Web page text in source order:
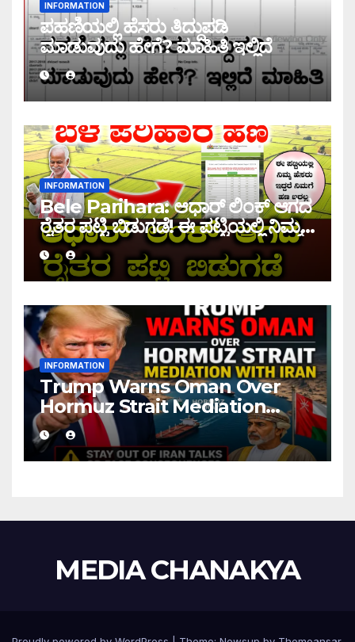
INFORMATION
ಪಹಣಿಯಲ್ಲಿ ಹೆಸರು ತಿದ್ದುಪಡಿ
ಮಾಡುವುದು ಹೇಗೆ? ಮಾಹಿತಿ ಇಲ್ಲಿದೆ
INFORMATION
Bele Parihara: ಆಧಾರ್ ಲಿಂಕ್ ಆಗದ
ರೈತರ ಪಟ್ಟಿ ಬಿಡುಗಡೆ! ಈ ಪಟ್ಟಿಯಲ್ಲಿ ನಿಮ್ಮ
ಹೆಸರು ಇದ್ದರೆ ನಿಮಗೆ ಹಣ ಜಮಾ ಆಗಲ್ಲ !
INFORMATION
Trump Warns Oman Over
Hormuz Strait Mediation
With Iran
MEDIA CHANAKYA